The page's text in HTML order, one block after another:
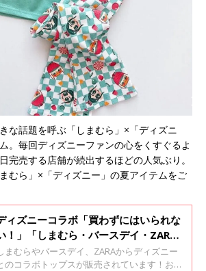
な話題を呼ぶ「しまむら」×「ディズニ
。毎回ディズニーファンの心をくすぐるよ
完売する店舗が続出するほどの人気ぶり。
むら」×「ディズニー」の夏アイテムをご
ィズニーコラボ「買わずにはいられな
！」「しまむら・バースデイ・ZARA
！」超おすすめトップス5選
まむらやバースデイ、ZARAからディズニー
のコラボトップスが販売されています！おな